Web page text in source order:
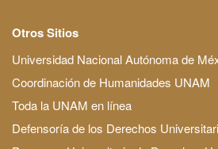
Otros Sitios
Universidad Nacional Autónoma de
Coordinación de Humanidades UNAM
Toda la UNAM en línea
Defensoría de los Derechos